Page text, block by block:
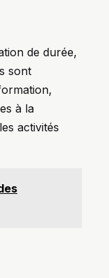
de durée,
sont
à la
activités